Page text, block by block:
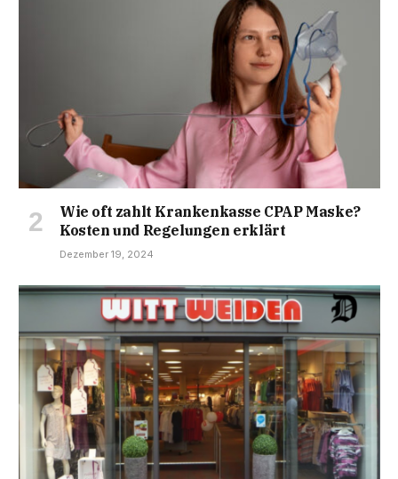
Wie oft zahlt Krankenkasse CPAP Maske?
Kosten und Regelungen erklärt
Dezember 19, 2024